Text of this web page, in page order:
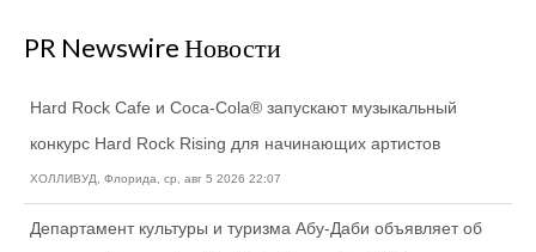
PR Newswire Новости
Hard Rock Cafe и Coca-Cola® запускают музыкальный
конкурс Hard Rock Rising для начинающих артистов
ХОЛЛИВУД, Флорида, ср, авг 5 2026 22:07
Департамент культуры и туризма Абу-Даби объявляет об